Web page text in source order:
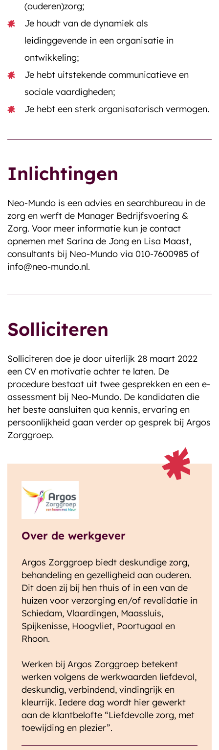
(ouderen)zorg;
Je houdt van de dynamiek als
leidinggevende in een organisatie in
ontwikkeling;
Je hebt uitstekende communicatieve en
sociale vaardigheden;
Je hebt een sterk organisatorisch vermogen.
Inlichtingen
Neo-Mundo is een advies en searchbureau in de
zorg en werft de Manager Bedrijfsvoering &
Zorg. Voor meer informatie kun je contact
opnemen met Sarina de Jong en Lisa Maast,
consultants bij Neo-Mundo via 010-7600985 of
info@neo-mundo.nl.
Solliciteren
Solliciteren doe je door uiterlijk 28 maart 2022
een CV en motivatie achter te laten. De
procedure bestaat uit twee gesprekken en een e-
assessment bij Neo-Mundo. De kandidaten die
het beste aansluiten qua kennis, ervaring en
persoonlijkheid gaan verder op gesprek bij Argos
Zorggroep.
Over de werkgever
Argos Zorggroep biedt deskundige zorg,
behandeling en gezelligheid aan ouderen.
Dit doen zij bij hen thuis of in een van de
huizen voor verzorging en/of revalidatie in
Schiedam, Vlaardingen, Maassluis,
Spijkenisse, Hoogvliet, Poortugaal en
Rhoon.
Werken bij Argos Zorggroep betekent
werken volgens de werkwaarden liefdevol,
deskundig, verbindend, vindingrijk en
kleurrijk. Iedere dag wordt hier gewerkt
aan de klantbelofte “Liefdevolle zorg, met
toewijding en plezier”.